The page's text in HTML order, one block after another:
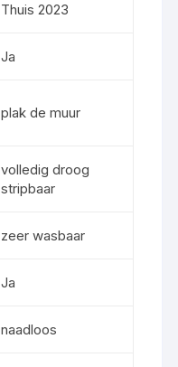
Thuis 2023
Ja
plak de muur
volledig droog
stripbaar
zeer wasbaar
Ja
naadloos